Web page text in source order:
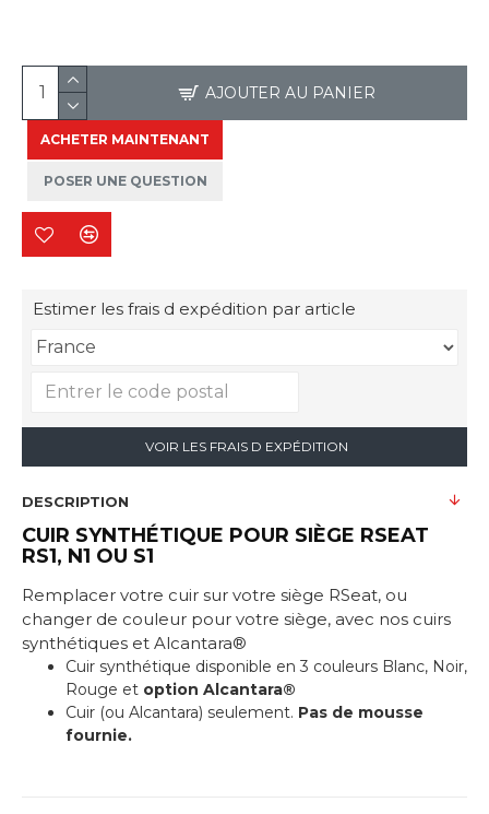
AJOUTER AU PANIER
ACHETER MAINTENANT
POSER UNE QUESTION
Estimer les frais d expédition par article
VOIR LES FRAIS D EXPÉDITION
DESCRIPTION
CUIR SYNTHÉTIQUE POUR SIÈGE RSEAT
RS1, N1 OU S1
Remplacer votre cuir sur votre siège RSeat, ou
changer de couleur pour votre siège, avec nos cuirs
synthétiques et Alcantara®
Cuir synthétique disponible en 3 couleurs Blanc, Noir,
Rouge et option Alcantara®
Cuir (ou Alcantara) seulement. Pas de mousse
fournie.